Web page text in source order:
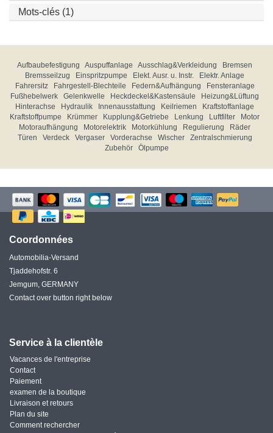
Mots-clés (1)
Aufbaubefestigung Auspuffanlage Ausschlag&Verkleidung
Bremsen
Bremsseilzug
Einspritzpumpe Elekt. Ausr. u. Instr.
Elektr. Anlage
Fahrersitz
Fahrgestell-Blechteile Federn&Aufhängung
Fensteranlage
Fußhebelwerk
Gelenkwelle Heckdeckel&Kastensäule
Heizung&Lüftung
Hinterachse
Hydraulik Innenausstattung Keilriemen
Kraftstoffanlage
Kraftstoffpumpe
Krümmer Kupplung&Getriebe Lenkung Luftfilter
Motor
Motoraufhängung
Motorelektrik Motorkühlung Regulierung
Räder
Türen
Verdeck Vergaser Vorderachse Wischer
Zentralschmierung
Zubehör
Ölpumpe
Coordonnées
Automobilia-Versand
Tjaddehofstr. 6
Jemgum, GERMANY
Contact over button right below
Service à la clientèle
Vacances de l'entreprise
Contact
Paiement
examen de la boutique
Livraison et retours
Plan du site
Comment rechercher